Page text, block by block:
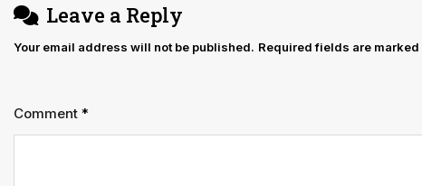
Leave a Reply
Your email address will not be published. Required fields are marked
Comment *